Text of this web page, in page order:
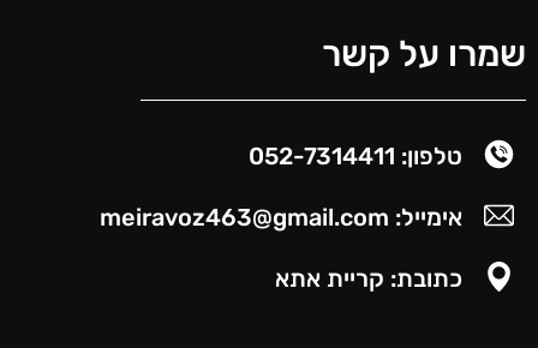
שמרו על קשר
טלפון: 052-7314411
אימייל: meiravoz463@gmail.com
כתובת: קריית אתא